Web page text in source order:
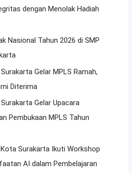
dengan Menolak Hadiah
Nasional Tahun 2026 di SMP
Gelar MPLS Ramah,
Diterima
Gelar Upacara
Pembukaan MPLS Tahun
Surakarta Ikuti Workshop
AI dalam Pembelajaran